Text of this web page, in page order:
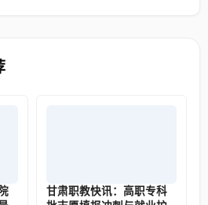
甘肃职教快讯：高职专科